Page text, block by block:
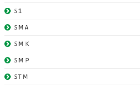
S1
SMA
SMK
SMP
STM